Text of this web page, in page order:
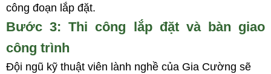
công đoạn lắp đặt.
Bước 3: Thi công lắp đặt và bàn giao
công trình
Đội ngũ kỹ thuật viên lành nghề của Gia Cường sẽ